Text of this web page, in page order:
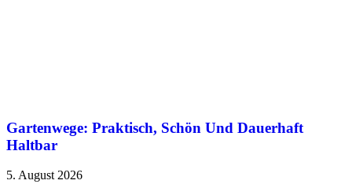
Gartenwege: Praktisch, Schön Und Dauerhaft
Haltbar
5. August 2026